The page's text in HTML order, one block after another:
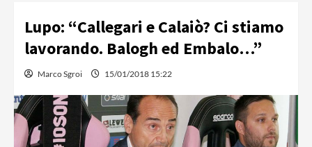
Lupo: “Callegari e Calaiò? Ci stiamo
lavorando. Balogh ed Embalo…”
Marco Sgroi 15/01/2018 15:22